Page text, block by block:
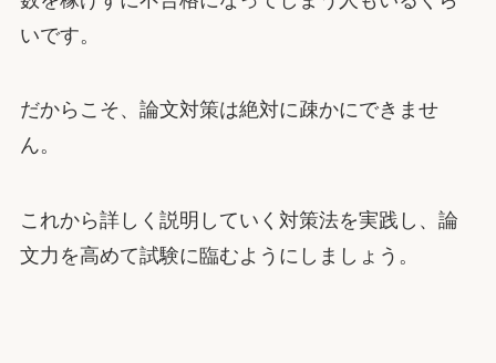
いです。
だからこそ、論文対策は絶対に疎かにできませ
ん。
これから詳しく説明していく対策法を実践し、論
文力を高めて試験に臨むようにしましょう。